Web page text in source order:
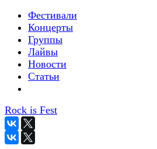
Фестивали
Концерты
Группы
Лайвы
Новости
Статьи
Rock is Fest